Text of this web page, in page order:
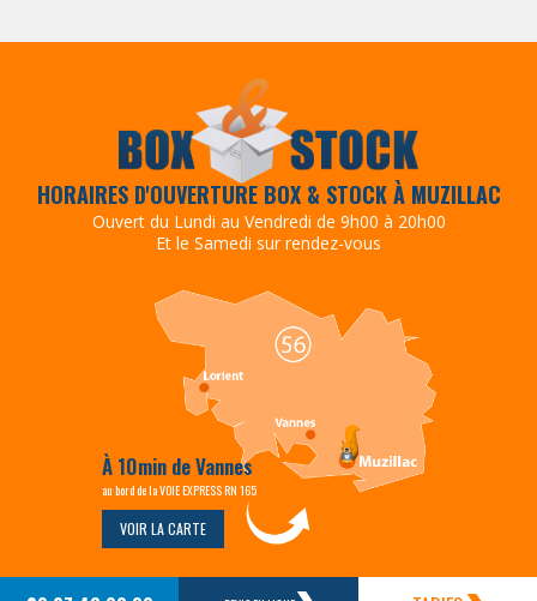
HORAIRES D'OUVERTURE BOX & STOCK À MUZILLAC
Ouvert du Lundi au Vendredi de 9h00 à 20h00
Et le Samedi sur rendez-vous
À 10min de Vannes
au bord de la VOIE EXPRESS RN 165
VOIR LA CARTE